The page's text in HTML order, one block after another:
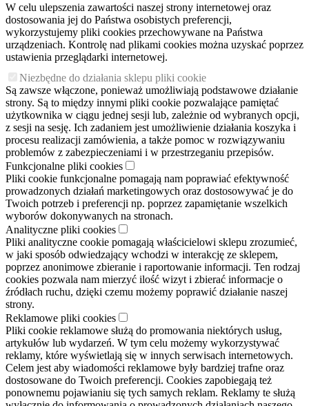
W celu ulepszenia zawartości naszej strony internetowej oraz
dostosowania jej do Państwa osobistych preferencji,
wykorzystujemy pliki cookies przechowywane na Państwa
urządzeniach. Kontrolę nad plikami cookies można uzyskać poprzez
ustawienia przeglądarki internetowej.
Niezbędne do działania sklepu pliki cookie
Są zawsze włączone, ponieważ umożliwiają podstawowe działanie
strony. Są to między innymi pliki cookie pozwalające pamiętać
użytkownika w ciągu jednej sesji lub, zależnie od wybranych opcji,
z sesji na sesję. Ich zadaniem jest umożliwienie działania koszyka i
procesu realizacji zamówienia, a także pomoc w rozwiązywaniu
problemów z zabezpieczeniami i w przestrzeganiu przepisów.
Funkcjonalne pliki cookies
Pliki cookie funkcjonalne pomagają nam poprawiać efektywność
prowadzonych działań marketingowych oraz dostosowywać je do
Twoich potrzeb i preferencji np. poprzez zapamiętanie wszelkich
wyborów dokonywanych na stronach.
Analityczne pliki cookies
Pliki analityczne cookie pomagają właścicielowi sklepu zrozumieć,
w jaki sposób odwiedzający wchodzi w interakcję ze sklepem,
poprzez anonimowe zbieranie i raportowanie informacji. Ten rodzaj
cookies pozwala nam mierzyć ilość wizyt i zbierać informacje o
źródłach ruchu, dzięki czemu możemy poprawić działanie naszej
strony.
Reklamowe pliki cookies
Pliki cookie reklamowe służą do promowania niektórych usług,
artykułów lub wydarzeń. W tym celu możemy wykorzystywać
reklamy, które wyświetlają się w innych serwisach internetowych.
Celem jest aby wiadomości reklamowe były bardziej trafne oraz
dostosowane do Twoich preferencji. Cookies zapobiegają też
ponownemu pojawianiu się tych samych reklam. Reklamy te służą